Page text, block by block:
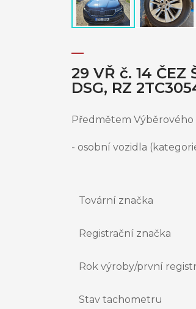
29 VŘ č. 14 ČEZ
DSG, RZ
Předmětem Výběrového
- osobní vozidla
Tovární značka
Registrační značka
Rok výroby/první
Stav tachometru